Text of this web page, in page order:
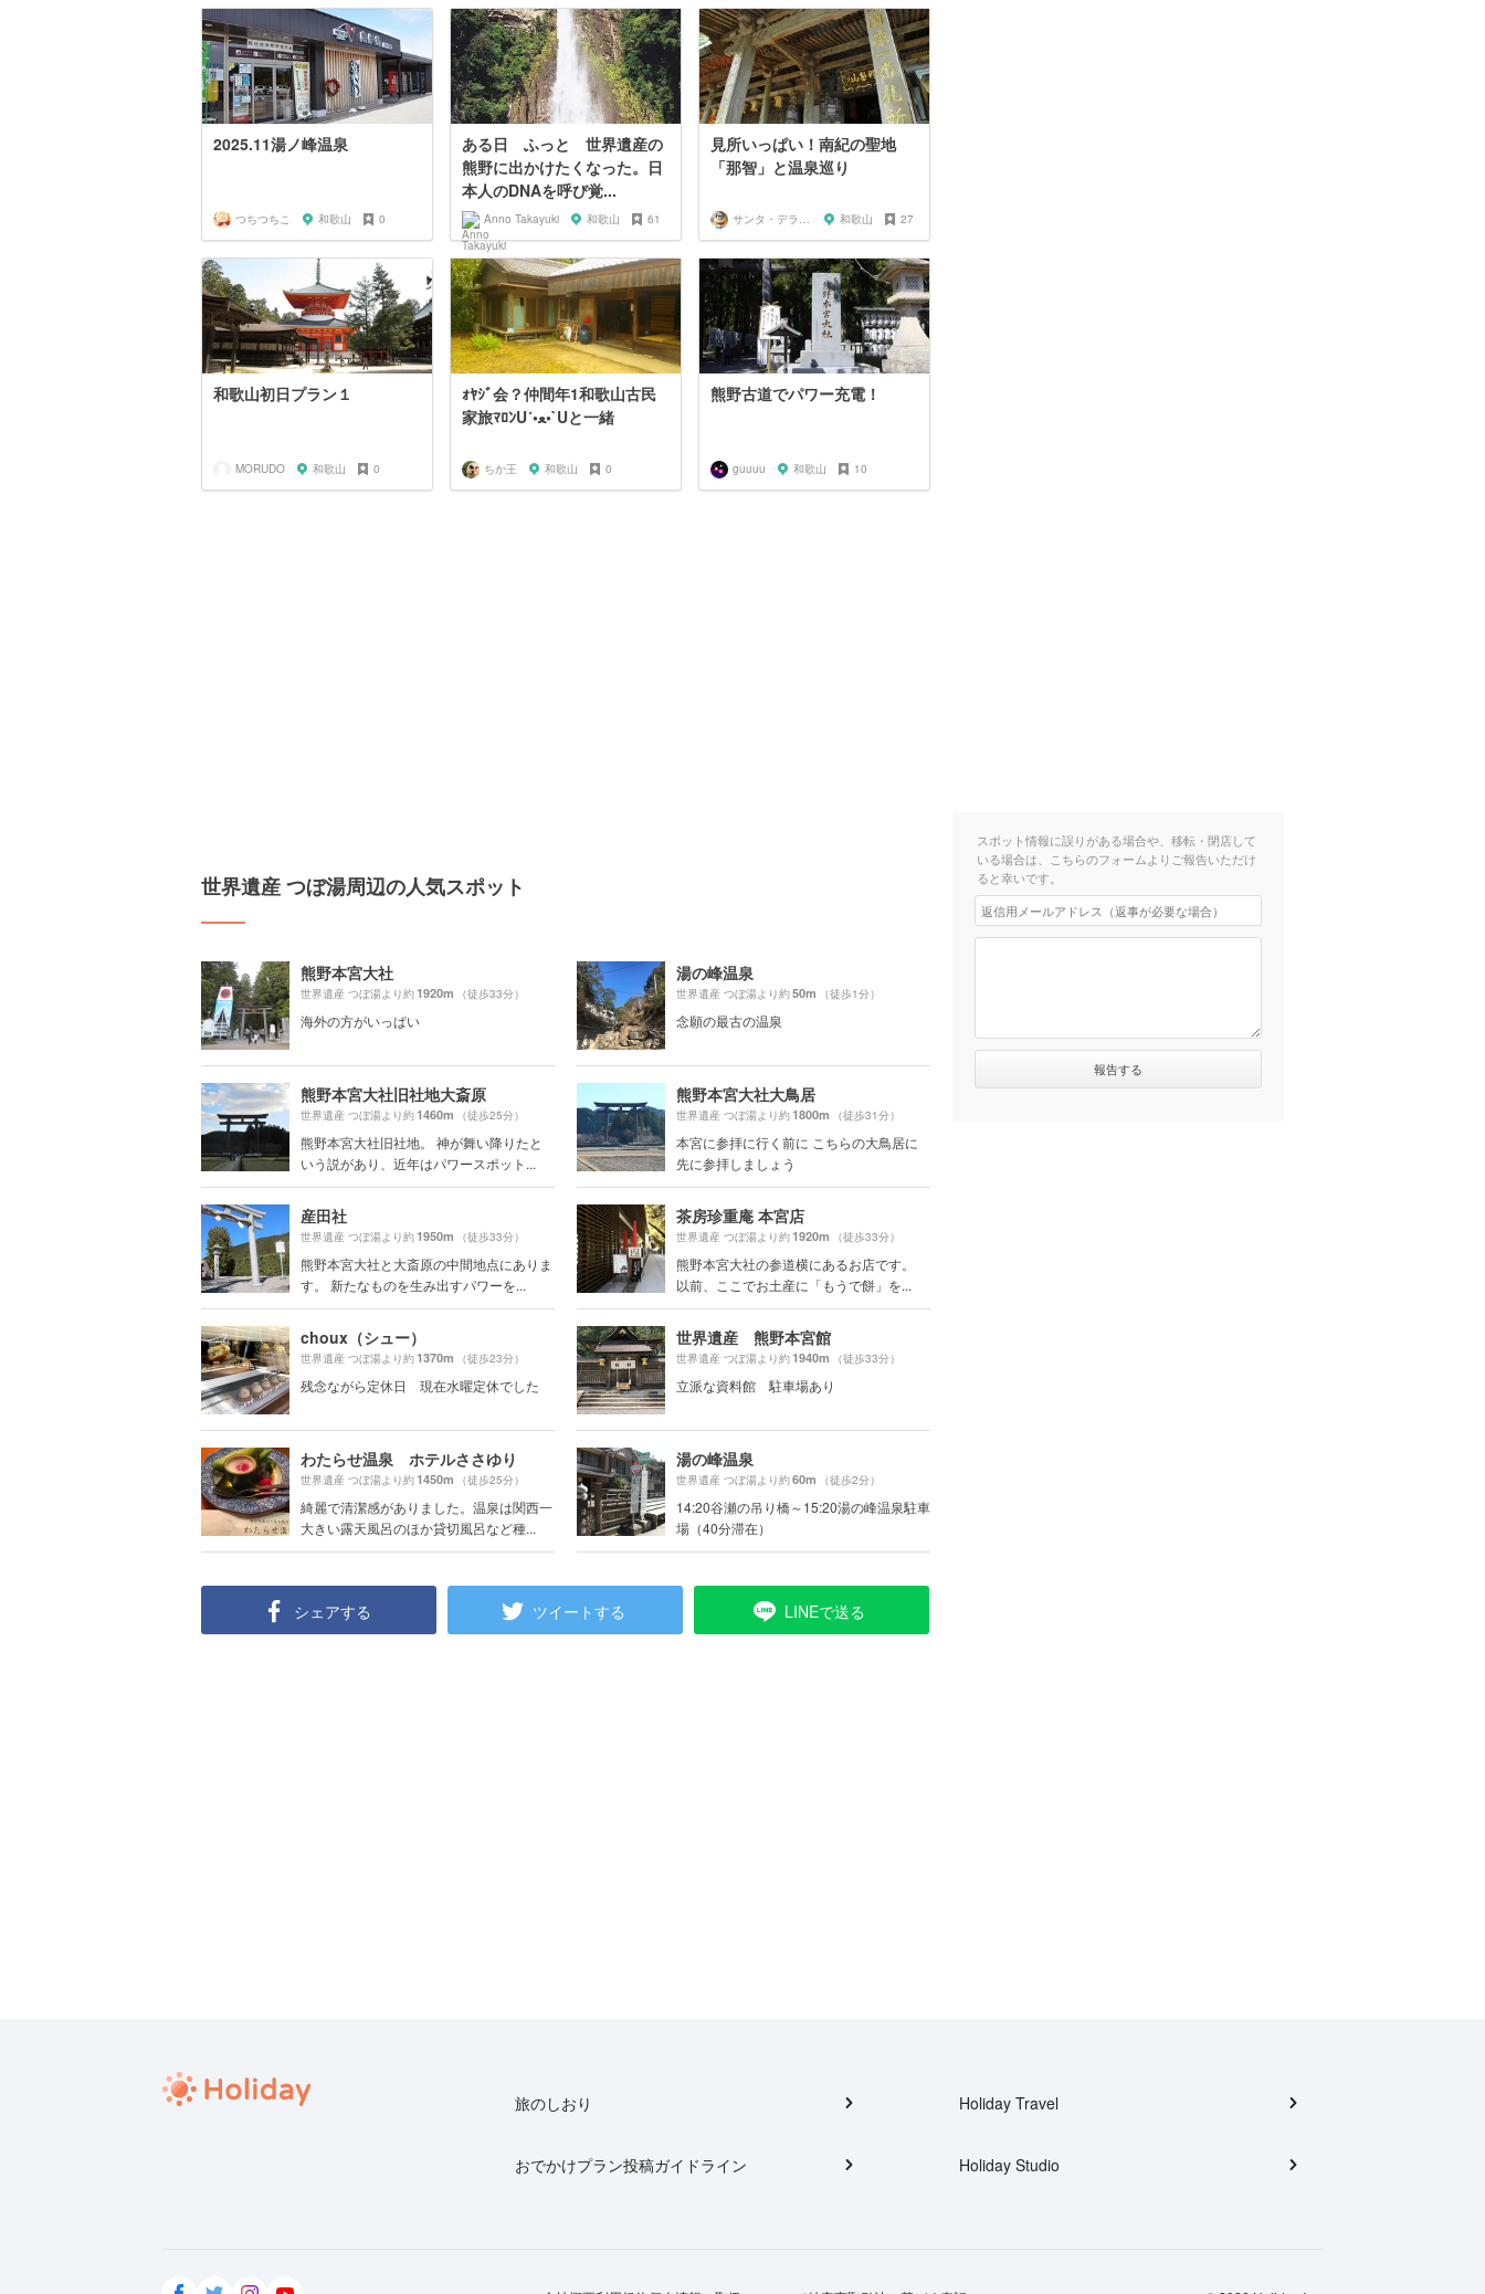
2025.11湯ノ峰温泉
つちつちこ 和歌山 0
ある日 ふっと 世界遺産の
熊野に出かけたくなった。日
本人のDNAを呼び覚...
Anno Takayuki 和歌山 61
見所いっぱい！南紀の聖地
「那智」と温泉巡り
サンタ・デラックス 和歌山 27
和歌山初日プラン１
MORUDO 和歌山 0
ｫﾔｼﾞ会？仲間年1和歌山古民
家旅ﾏﾛﾝU´•ﻌ•`Uと一緒
ちか王 和歌山 0
熊野古道でパワー充電！
guuuu 和歌山 10
世界遺産 つぼ湯周辺の人気スポット
熊野本宮大社
世界遺産 つぼ湯より約1920m （徒歩33分）
海外の方がいっぱい
湯の峰温泉
世界遺産 つぼ湯より約50m （徒歩1分）
念願の最古の温泉
熊野本宮大社旧社地大斎原
世界遺産 つぼ湯より約1460m （徒歩25分）
熊野本宮大社旧社地。 神が舞い降りたと
いう説があり、近年はパワースポット...
熊野本宮大社大鳥居
世界遺産 つぼ湯より約1800m （徒歩31分）
本宮に参拝に行く前に こちらの大鳥居に
先に参拝しましょう
産田社
世界遺産 つぼ湯より約1950m （徒歩33分）
熊野本宮大社と大斎原の中間地点にありま
す。 新たなものを生み出すパワーを...
茶房珍重庵 本宮店
世界遺産 つぼ湯より約1920m （徒歩33分）
熊野本宮大社の参道横にあるお店です。
以前、ここでお土産に「もうで餅」を...
choux（シュー）
世界遺産 つぼ湯より約1370m （徒歩23分）
残念ながら定休日 現在水曜定休でした
世界遺産 熊野本宮館
世界遺産 つぼ湯より約1940m （徒歩33分）
立派な資料館 駐車場あり
わたらせ温泉 ホテルささゆり
世界遺産 つぼ湯より約1450m （徒歩25分）
綺麗で清潔感がありました。温泉は関西一
大きい露天風呂のほか貸切風呂など種...
湯の峰温泉
世界遺産 つぼ湯より約60m （徒歩2分）
14:20谷瀬の吊り橋～15:20湯の峰温泉駐車
場（40分滞在）
シェアする ツイートする LINEで送る
スポット情報に誤りがある場合や、移転・閉店して
いる場合は、こちらのフォームよりご報告いただけ
ると幸いです。
旅のしおり
おでかけプラン投稿ガイドライン
Holiday Travel
Holiday Studio